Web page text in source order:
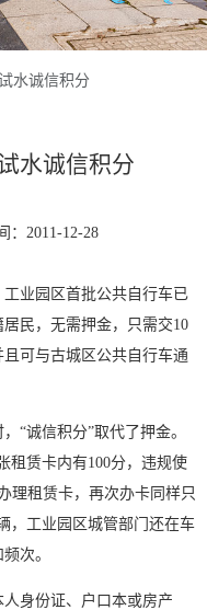
水诚信积分
水诚信积分
：2011-12-28
业园区首批公共自行车已
民，无需押金，只需交10
可与古城区公共自行车通
“诚信积分”取代了押金。
租赁卡内有100分，违规使
理租赁卡，再次办卡同样只
，工业园区城管部门还在车
次。
身份证、户口本或房产